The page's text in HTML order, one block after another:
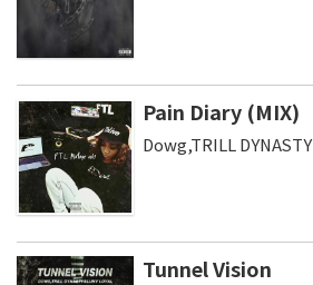
Pain Diary (MIX)
Dowg,TRILL DYNASTY
Tunnel Vision